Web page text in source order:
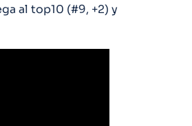
al top10 (#9, +2) y